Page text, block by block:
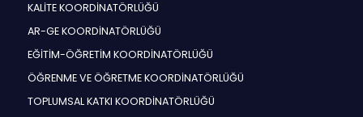
KALİTE KOORDİNATÖRLÜĞÜ
AR-GE KOORDİNATÖRLÜĞÜ
EĞİTİM-ÖĞRETİM KOORDİNATÖRLÜĞÜ
ÖĞRENME VE ÖĞRETME KOORDİNATÖRLÜĞÜ
TOPLUMSAL KATKI KOORDİNATÖRLÜĞÜ